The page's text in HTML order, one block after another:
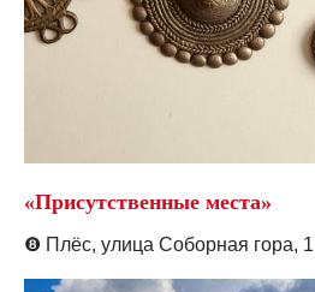
«Присутственные места»
❽ Плёс, улица Соборная гора, 1